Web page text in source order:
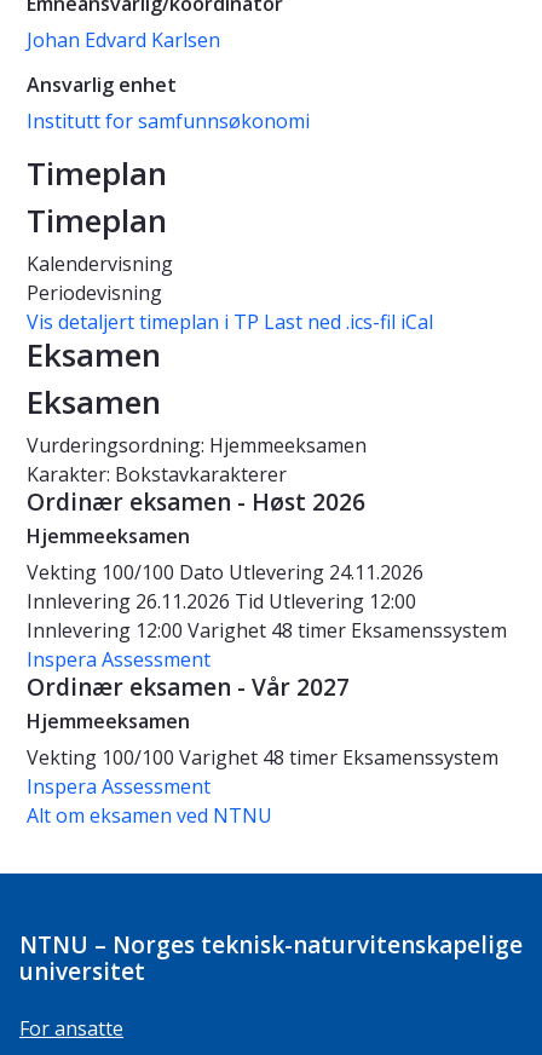
Johan Edvard Karlsen
Ansvarlig enhet
Institutt for samfunnsøkonomi
Timeplan
Timeplan
Kalendervisning
Periodevisning
Vis detaljert timeplan i TP Last ned .ics-fil iCal
Eksamen
Eksamen
Vurderingsordning: Hjemmeeksamen
Karakter: Bokstavkarakterer
Ordinær eksamen - Høst 2026
Hjemmeeksamen
Vekting 100/100 Dato Utlevering 24.11.2026
Innlevering 26.11.2026 Tid Utlevering 12:00
Innlevering 12:00 Varighet 48 timer Eksamenssystem
Inspera Assessment
Ordinær eksamen - Vår 2027
Hjemmeeksamen
Vekting 100/100 Varighet 48 timer Eksamenssystem
Inspera Assessment
Alt om eksamen ved NTNU
NTNU – Norges teknisk-naturvitenskapelige
universitet
For ansatte